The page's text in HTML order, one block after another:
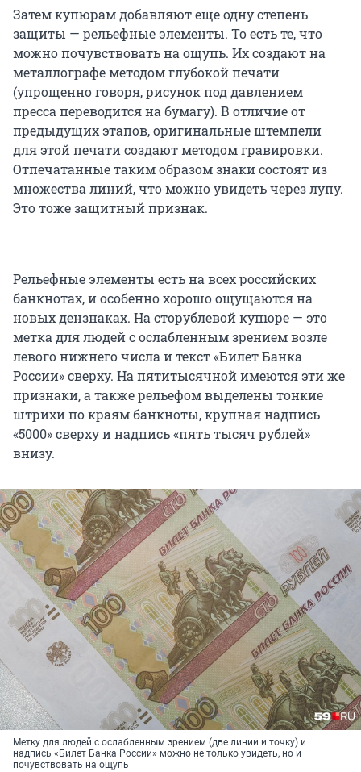
Затем купюрам добавляют еще одну степень
защиты — рельефные элементы. То есть те, что
можно почувствовать на ощупь. Их создают на
металлографе методом глубокой печати
(упрощенно говоря, рисунок под давлением
пресса переводится на бумагу). В отличие от
предыдущих этапов, оригинальные штемпели
для этой печати создают методом гравировки.
Отпечатанные таким образом знаки состоят из
множества линий, что можно увидеть через лупу.
Это тоже защитный признак.
Рельефные элементы есть на всех российских
банкнотах, и особенно хорошо ощущаются на
новых дензнаках. На сторублевой купюре — это
метка для людей с ослабленным зрением возле
левого нижнего числа и текст «Билет Банка
России» сверху. На пятитысячной имеются эти же
признаки, а также рельефом выделены тонкие
штрихи по краям банкноты, крупная надпись
«5000» сверху и надпись «пять тысяч рублей»
внизу.
Метку для людей с ослабленным зрением (две линии и точку) и
надпись «Билет Банка России» можно не только увидеть, но и
почувствовать на ощупь